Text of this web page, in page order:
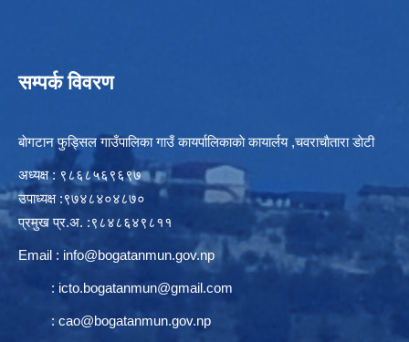
सम्पर्क विवरण
बाेगटान फुड्सिल गाउँपालिका गाउँ कायर्पालिकाकाे कायार्लय ,चवराचाैतारा डाेटी
अध्यक्ष : ९८६८५६९६९७
उपाध्यक्ष :९७४८४०४८७०
प्रमुख प्र.अ. :९८४८६४९८११
Email : info@bogatanmun.gov.np
: icto.bogatanmun@gmail.com
: cao@bogatanmun.gov.np